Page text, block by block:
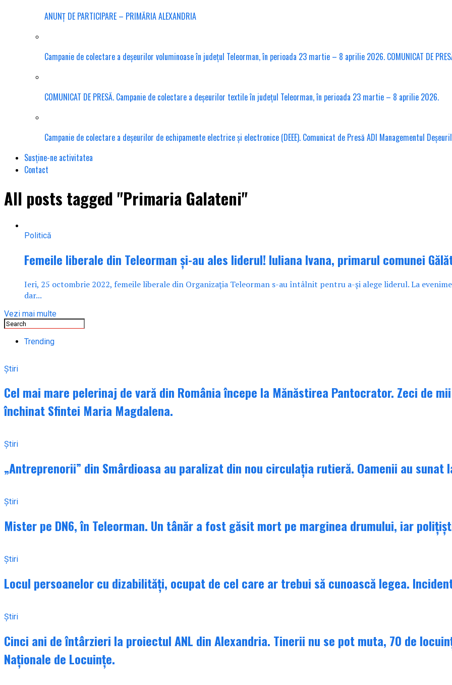
ANUNȚ DE PARTICIPARE – PRIMĂRIA ALEXANDRIA
Campanie de colectare a deșeurilor voluminoase în județul Teleorman, în perioada 23 martie – 8 aprilie 2026. COMUNICAT DE
COMUNICAT DE PRESĂ. Campanie de colectare a deșeurilor textile în județul Teleorman, în perioada 23 martie – 8 aprilie 2026.
Campanie de colectare a deșeurilor de echipamente electrice și electronice (DEEE). Comunicat de Presă ADI Managementul
Susține-ne activitatea
Contact
All posts tagged "Primaria Galateni"
Politică
Femeile liberale din Teleorman și-au ales liderul! Iuliana Ivana, primarul comunei
Ieri, 25 octombrie 2022, femeile liberale din Organizația Teleorman s-au întâlnit pentru a-și alege liderul. La
dar...
Vezi mai multe
Trending
Știri
Cel mai mare pelerinaj de vară din România începe la Mănăstirea Pantocrator. Zeci de
închinat Sfintei Maria Magdalena.
Știri
„Antreprenorii” din Smârdioasa au paralizat din nou circulația rutieră. Oamenii au sunat
Știri
Mister pe DN6, în Teleorman. Un tânăr a fost găsit mort pe marginea drumului, iar
Știri
Locul persoanelor cu dizabilități, ocupat de cel care ar trebui să cunoască legea.
Știri
Cinci ani de întârzieri la proiectul ANL din Alexandria. Tinerii nu se pot muta, 70 de
Naționale de Locuințe.